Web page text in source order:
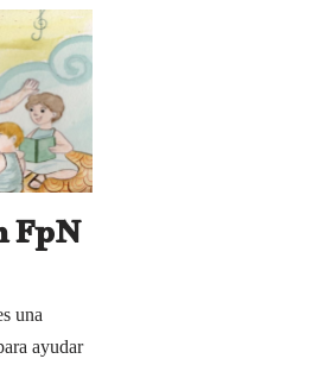
FpN
una
ayudar